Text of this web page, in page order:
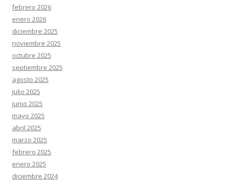
febrero 2026
enero 2026
diciembre 2025
noviembre 2025
octubre 2025
septiembre 2025
agosto 2025
julio 2025
junio 2025
mayo 2025
abril 2025
marzo 2025
febrero 2025
enero 2025
diciembre 2024